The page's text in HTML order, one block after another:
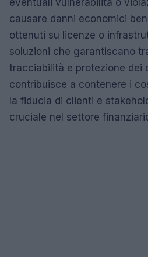
eventuali vulnerabilità o
causare danni economici
ottenuti su licenze o
soluzioni che garantiscano
tracciabilità e protezione dei
contribuisce a contenere i
la fiducia di clienti e
cruciale nel settore